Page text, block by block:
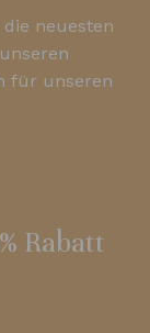
neuesten
für unseren
Rabatt